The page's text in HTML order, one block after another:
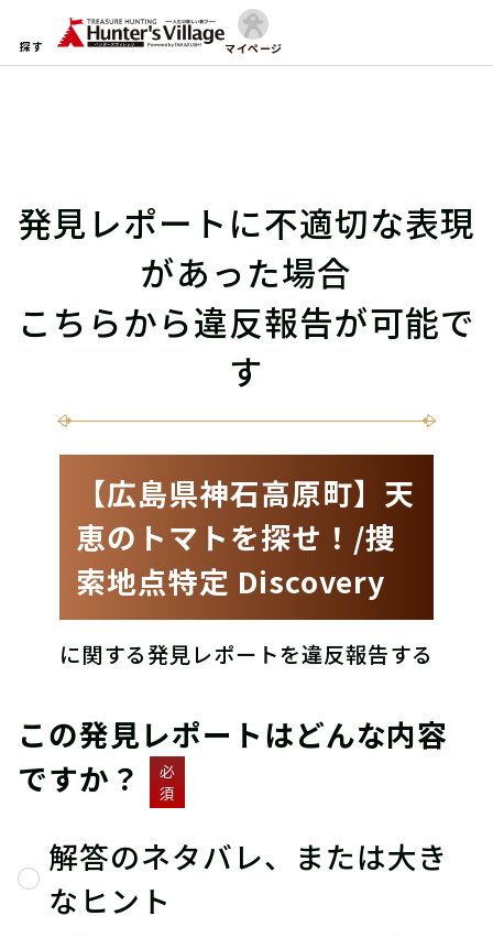
探す マイページ
発見レポートに不適切な表現
があった場合
こちらから違反報告が可能で
す
【広島県神石高原町】天
恵のトマトを探せ！/捜
索地点特定 Discovery
に関する発見レポートを違反報告する
この発見レポートはどんな内容
ですか？
必
須
解答のネタバレ、または大き
なヒント